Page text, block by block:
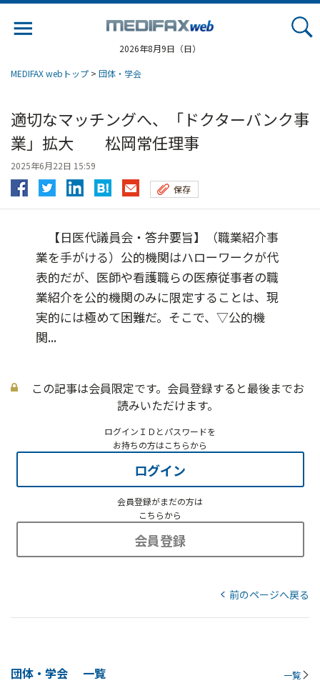
2026年8月9日（日）
MEDIFAX webトップ > 団体・学会
適切なマッチングへ、「ドクターバンク事
業」拡大 松岡常任理事
2025年6月22日 15:59
保存
【日医代議員会・答弁要旨】（職業紹介事
業を手がける）公的機関はハローワークが代
表的だが、医師や看護職らの医療従事者の職
業紹介を公的機関のみに限定することは、現
実的には極めて困難だ。そこで、▽公的機
関...
この記事は会員限定です。会員登録すると最後までお
読みいただけます。
ログインＩＤとパスワードを
お持ちの方はこちらから
ログイン
会員登録がまだの方は
こちらから
会員登録
前のページへ戻る
団体・学会 一覧 一覧